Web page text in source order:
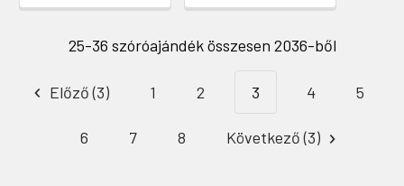
25-36 szóróajándék összesen 2036-ből
Előző (3) 1 2 3 4 5
6 7 8 Következő (3)